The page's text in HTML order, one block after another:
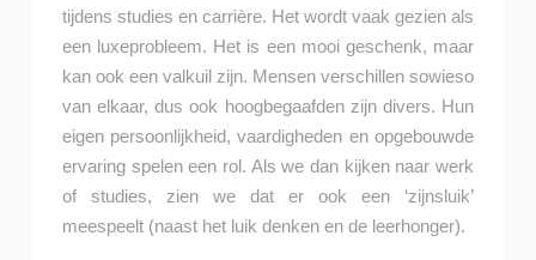
tijdens studies en carrière. Het wordt vaak gezien als
een luxeprobleem. Het is een mooi geschenk, maar
kan ook een valkuil zijn. Mensen verschillen sowieso
van elkaar, dus ook hoogbegaafden zijn divers. Hun
eigen persoonlijkheid, vaardigheden en opgebouwde
ervaring spelen een rol. Als we dan kijken naar werk
of studies, zien we dat er ook een ‘zijnsluik’
meespeelt (naast het luik denken en de leerhonger).